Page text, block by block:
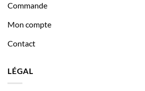
Commande
Mon compte
Contact
LÉGAL